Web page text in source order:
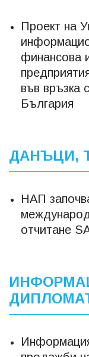
Проект на
финансова
във връзка
България
ДАНЪЦИ,
НАП
отчитане